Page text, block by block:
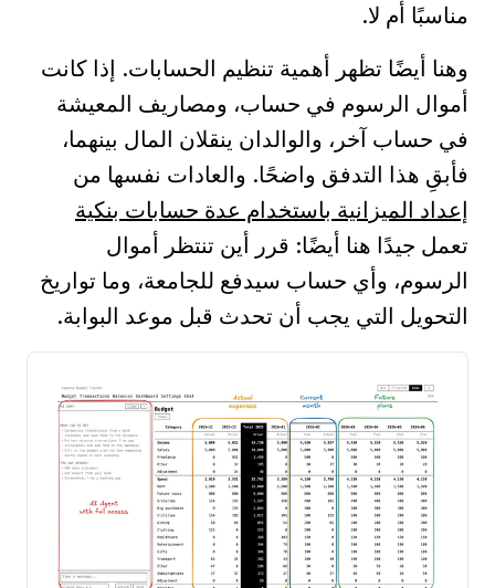
مناسبًا أم لا.
وهنا أيضًا تظهر أهمية تنظيم الحسابات. إذا كانت
أموال الرسوم في حساب، ومصاريف المعيشة
في حساب آخر، والوالدان ينقلان المال بينهما،
فأبقِ هذا التدفق واضحًا. والعادات نفسها من
إعداد الميزانية باستخدام عدة حسابات بنكية
تعمل جيدًا هنا أيضًا: قرر أين تنتظر أموال
الرسوم، وأي حساب سيدفع للجامعة، وما تواريخ
التحويل التي يجب أن تحدث قبل موعد البوابة.